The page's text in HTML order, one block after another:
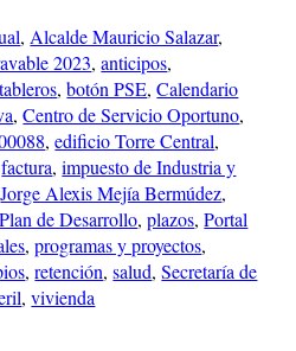
, Alcalde Mauricio Salazar
2023, anticipos
, botón PSE, Calendario
, Centro de Servicio Oportuno
, edificio Torre Central
factura, impuesto de Industria y
Jorge Alexis Mejía Bermúdez
Plan de Desarrollo, plazos, Portal
, programas y proyectos
, retención, salud, Secretaría de
, vivienda